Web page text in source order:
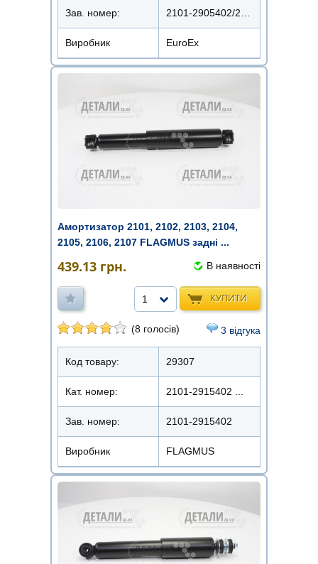
Зав. номер:
Виробник EuroEx
Амортизатор 2101, 2102, 2103, 2104,
2105, 2106, 2107 FLAGMUS задні ...
439.13 грн. В наявності
КУПИТИ
1
(8 голосів) 3 відгука
Код товару: 29307
Кат. номер: 2101-2915402 ...
Зав. номер: 2101-2915402
Виробник FLAGMUS